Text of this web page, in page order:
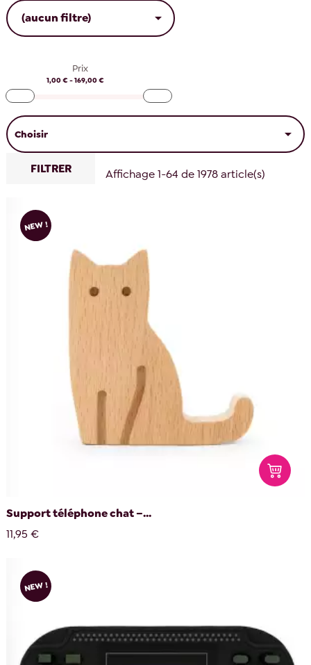
(aucun filtre) 
Prix
1,00 € - 169,00 €
Choisir 
FILTRER Affichage 1-64 de 1978 article(s)
NEW !
Support téléphone chat –...
11,95 €
NEW !